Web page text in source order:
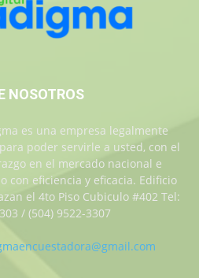
NOSOTROS
es una empresa legalmente
poder servirle a usted, con el
en el mercado nacional e
con eficiencia y eficacia. Edificio
el 4to Piso Cubiculo #402 Tel:
/ (504) 9522-3307